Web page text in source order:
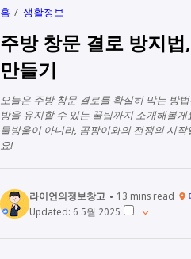
홈
생활정보
주방 창문 결로 방지
만들기
오늘은 주방 창문 결로를 확실히 막는 방
방을 유지할 수 있는 꿀팁까지 소개해볼
물방울이 아니라, 곰팡이와의 전쟁의 시
요!
라이언의정보창고 13 mins read
Updated: 6 5월 2025